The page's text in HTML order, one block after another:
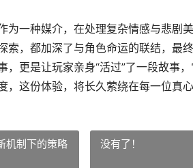
为一种媒介，在处理复杂情感与悲剧
索，都加深了与角色命运的联结，最
，更是让玩家亲身“活过”了一段故事
这份体验，将长久萦绕在每一位真心
机制下的策略
没有了！